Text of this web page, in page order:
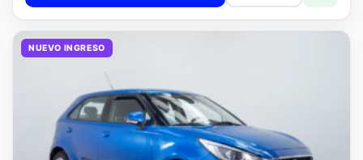
+ Comparar